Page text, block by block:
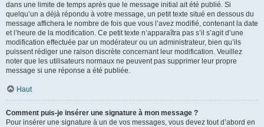
dans une limite de temps après que le message initial ait été publié. Si
quelqu’un a déjà répondu à votre message, un petit texte situé en dessous du
message affichera le nombre de fois que vous l’avez modifié, contenant la date
et l’heure de la modification. Ce petit texte n’apparaîtra pas s’il s’agit d’une
modification effectuée par un modérateur ou un administrateur, bien qu’ils
puissent rédiger une raison discrète concernant leur modification. Veuillez
noter que les utilisateurs normaux ne peuvent pas supprimer leur propre
message si une réponse a été publiée.
Haut
Comment puis-je insérer une signature à mon message ?
Pour insérer une signature à un de vos messages, vous devez tout d’abord en